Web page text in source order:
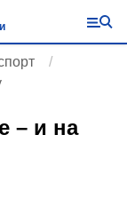
– и на